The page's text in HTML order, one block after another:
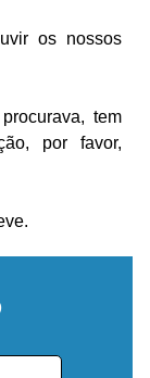
os nossos
tem
por favor,